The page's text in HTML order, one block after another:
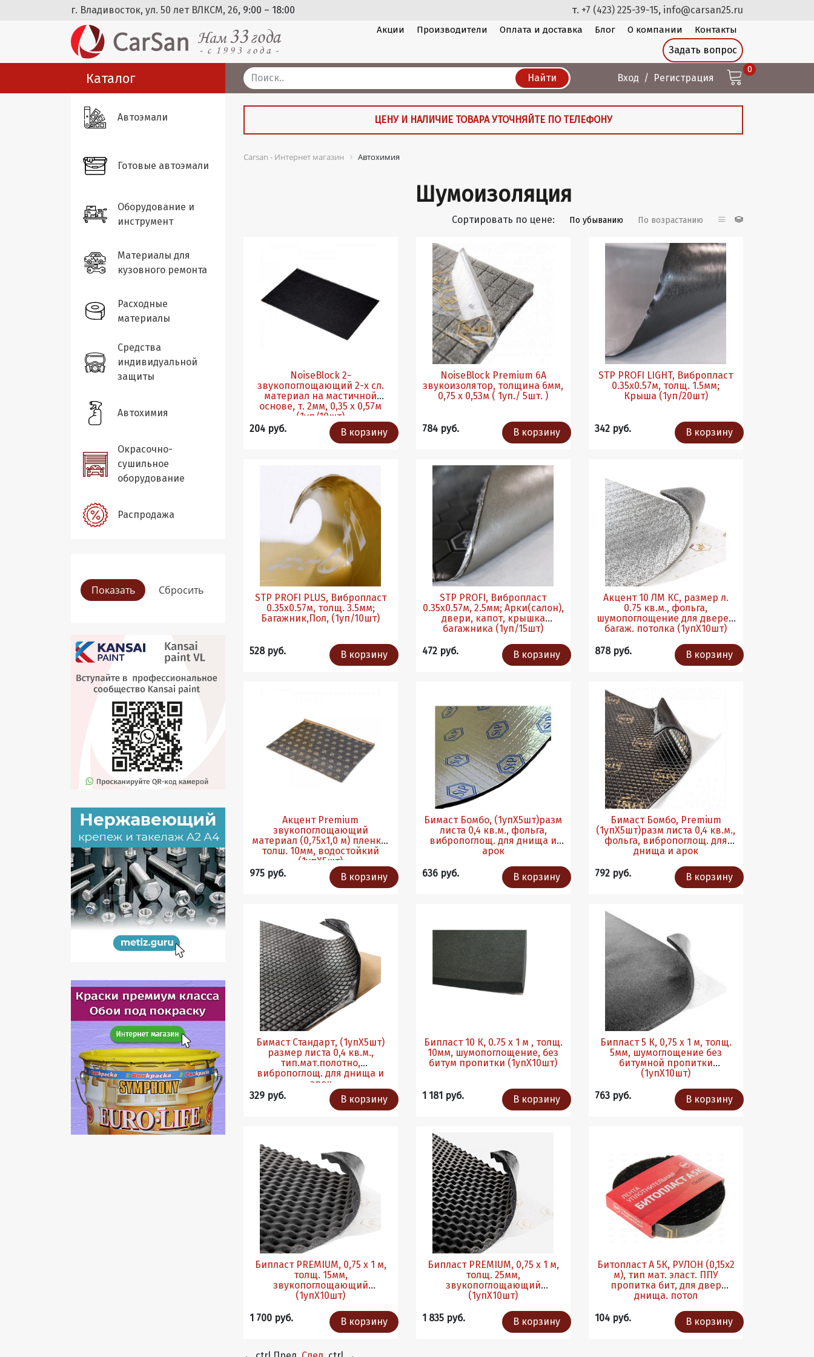
г. Владивосток, ул. 50 лет ВЛКСМ, 26, 9:00 – 18:00 т. +7 (423) 225-39-15, info@carsan25.ru
Акции Производители Оплата и доставка Блог О компании Контакты
Задать вопрос
Каталог Найти Вход Регистрация
0
Автоэмали
Готовые автоэмали
Оборудование и
инструмент
Материалы для
кузовного ремонта
Расходные
материалы
Средства
индивидуальной
защиты
Автохимия
Окрасочно-
сушильное
оборудование
Распродажа
ЦЕНУ И НАЛИЧИЕ ТОВАРА УТОЧНЯЙТЕ ПО ТЕЛЕФОНУ
Carsan - Интернет магазин Автохимия
Шумоизоляция
Сортировать по цене: По убыванию По возрастанию
NoiseBlock 2-
звукопоглощающий 2-х сл.
материал на мастичной
основе, т. 2мм, 0,35 х 0,57м
(1уп/10шт)
204 руб.
В корзину
NoiseBlock Premium 6А
звукоизолятор, толщина 6мм,
0,75 х 0,53м ( 1уп./ 5шт. )
784 руб. В корзину
STP PROFI LIGHT, Вибропласт
0.35х0.57м, толщ. 1.5мм;
Крыша (1уп/20шт)
342 руб. В корзину
STP PROFI PLUS, Вибропласт
0.35х0.57м, толщ. 3.5мм;
Багажник,Пол, (1уп/10шт)
528 руб. В корзину
STP PROFI, Вибропласт
0.35х0.57м, 2.5мм; Арки(салон),
двери, капот, крышка
багажника (1уп/15шт)
472 руб.
В корзину
Акцент 10 ЛМ КС, размер л.
0.75 кв.м., фольга,
шумопоглощение для дверей
багаж. потолка (1упХ10шт)
878 руб.
В корзину
Акцент Premium
звукопоглощающий
материал (0,75х1,0 м) пленка,
толш. 10мм, водостойкий
(1упХ5шт)
975 руб.
В корзину
Бимаст Бомбо, (1упХ5шт)разм
листа 0,4 кв.м., фольга,
вибропоглощ. для днища и
арок
636 руб.
В корзину
Бимаст Бомбо, Premium
(1упХ5шт)разм листа 0,4 кв.м.,
фольга, вибропоглощ. для
днища и арок
792 руб.
В корзину
Бимаст Стандарт, (1упХ5шт)
размер листа 0,4 кв.м.,
тип.мат.полотно,
вибропоглощ. для днища и
арок
329 руб.
В корзину
Бипласт 10 К, 0.75 х 1 м , толщ.
10мм, шумопоглощение, без
битум пропитки (1упХ10шт)
1 181 руб. В корзину
Бипласт 5 К, 0,75 х 1 м, толщ.
5мм, шумоглощение без
битумной пропитки
(1упХ10шт)
763 руб.
В корзину
Бипласт PREMIUM, 0,75 х 1 м,
толщ. 15мм,
звукопоглощающий
(1упХ10шт)
1 700 руб.
В корзину
Бипласт PREMIUM, 0,75 х 1 м,
толщ. 25мм,
звукопоглощающий
(1упХ10шт)
1 835 руб.
В корзину
Битопласт А 5К, РУЛОН (0,15х2
м), тип мат. эласт. ППУ
пропитка бит, для двер
днища. потол
104 руб.
В корзину